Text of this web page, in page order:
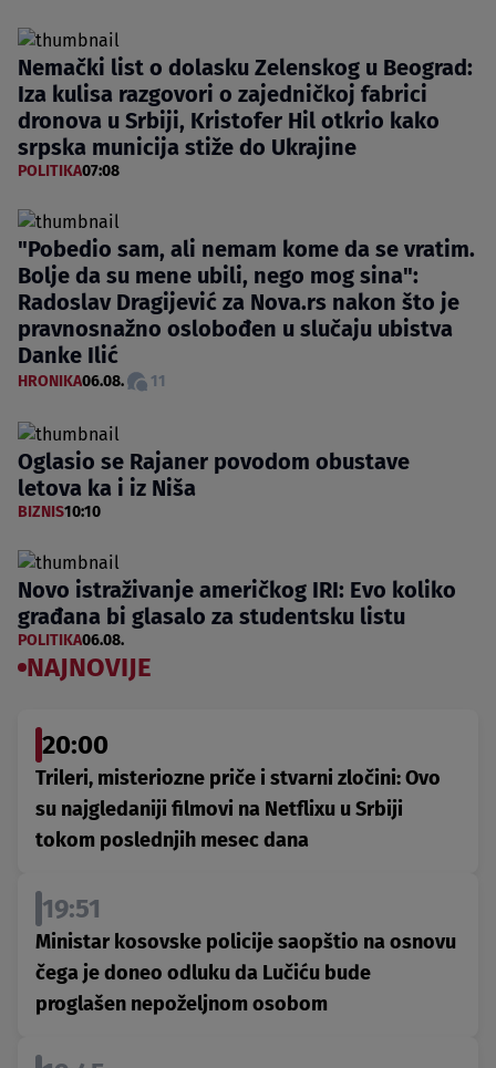
Nemački list o dolasku Zelenskog u Beograd:
Iza kulisa razgovori o zajedničkoj fabrici
dronova u Srbiji, Kristofer Hil otkrio kako
srpska municija stiže do Ukrajine
POLITIKA07:08
"Pobedio sam, ali nemam kome da se vratim.
Bolje da su mene ubili, nego mog sina":
Radoslav Dragijević za Nova.rs nakon što je
pravnosnažno oslobođen u slučaju ubistva
Danke Ilić
HRONIKA06.08. 11
Oglasio se Rajaner povodom obustave
letova ka i iz Niša
BIZNIS10:10
Novo istraživanje američkog IRI: Evo koliko
građana bi glasalo za studentsku listu
POLITIKA06.08.
NAJNOVIJE
20:00
Trileri, misteriozne priče i stvarni zločini: Ovo
su najgledaniji filmovi na Netflixu u Srbiji
tokom poslednjih mesec dana
19:51
Ministar kosovske policije saopštio na osnovu
čega je doneo odluku da Lučiću bude
proglašen nepoželjnom osobom